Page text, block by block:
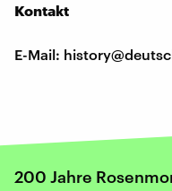
Kontakt
E-Mail:
200 Jahre